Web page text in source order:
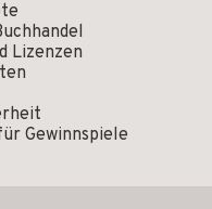
Lizenzen
Gewinnspiele